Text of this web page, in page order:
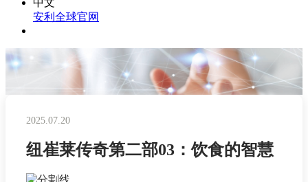
中文
安利全球官网
2025.07.20
纽崔莱传奇第二部03：饮食的智慧